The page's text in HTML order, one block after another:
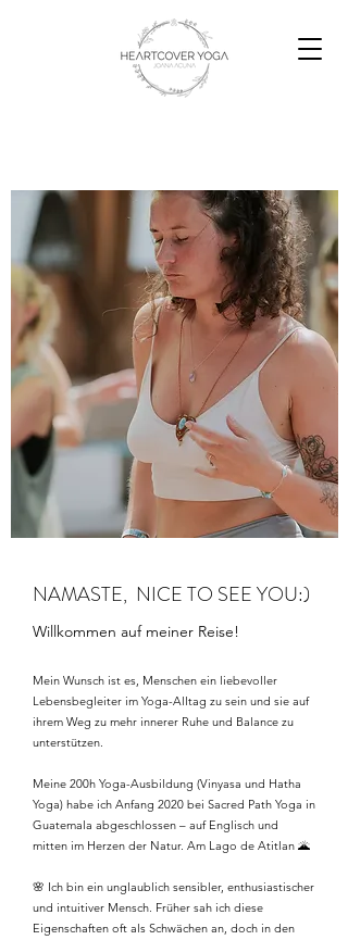
NAMASTE, NICE TO SEE YOU:)
Willkommen auf meiner Reise!
Mein Wunsch ist es, Menschen ein liebevoller
Lebensbegleiter im Yoga-Alltag zu sein und sie auf
ihrem Weg zu mehr innerer Ruhe und Balance zu
unterstützen.
Meine 200h Yoga-Ausbildung (Vinyasa und Hatha
Yoga) habe ich Anfang 2020 bei Sacred Path Yoga in
Guatemala abgeschlossen – auf Englisch und
mitten im Herzen der Natur. Am Lago de Atitlan 🌋
🌸 Ich bin ein unglaublich sensibler, enthusiastischer
und intuitiver Mensch. Früher sah ich diese
Eigenschaften oft als Schwächen an, doch in den